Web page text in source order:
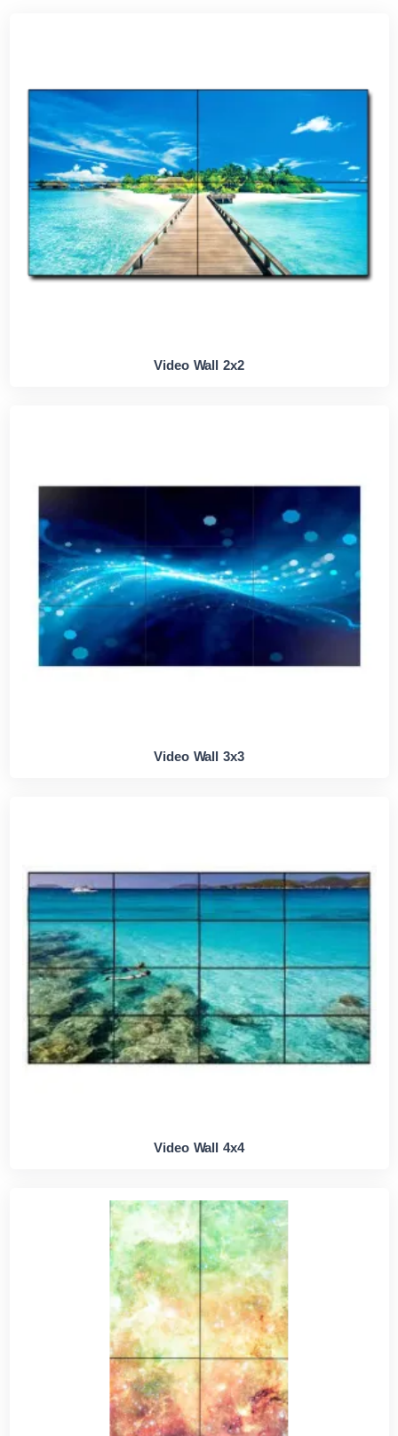
Video Wall 2x2
Video Wall 3x3
Video Wall 4x4